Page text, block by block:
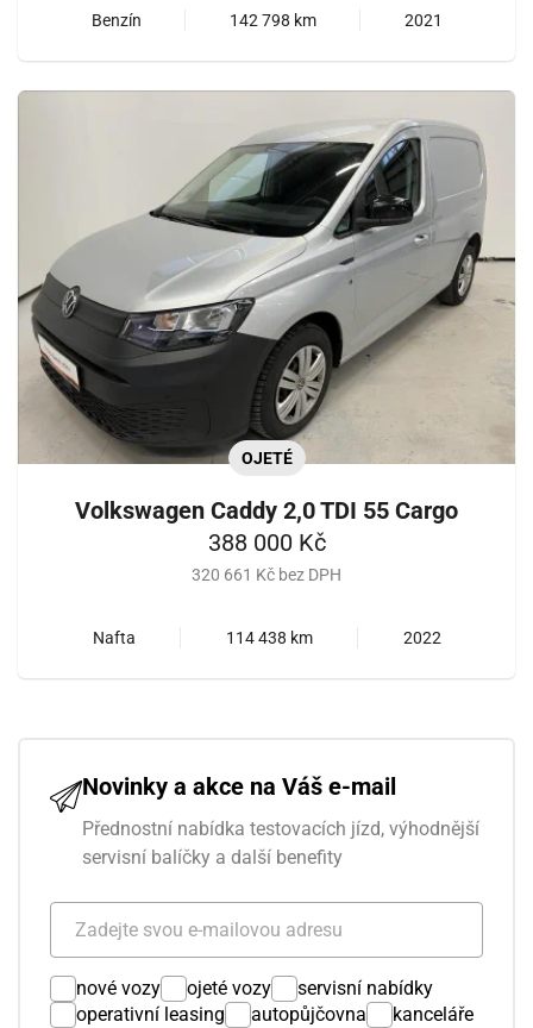
Benzín 142 798 km 2021
OJETÉ
Volkswagen Caddy 2,0 TDI 55 Cargo
388 000 Kč
320 661 Kč bez DPH
Nafta 114 438 km 2022
Novinky a akce na Váš e-mail
Přednostní nabídka testovacích jízd, výhodnější
servisní balíčky a další benefity
nové vozy ojeté vozy
servisní nabídky
operativní leasing
autopůjčovna
kanceláře